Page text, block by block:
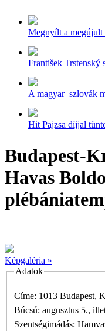
Megnyílt a megújult
František Trstenský
A magyar–szlovák
Hit Pajzsa díjjal
Budapest-
Havas
Képgaléria »
Adatok
Címe: 1013 Budapest,
Búcsú: augusztus